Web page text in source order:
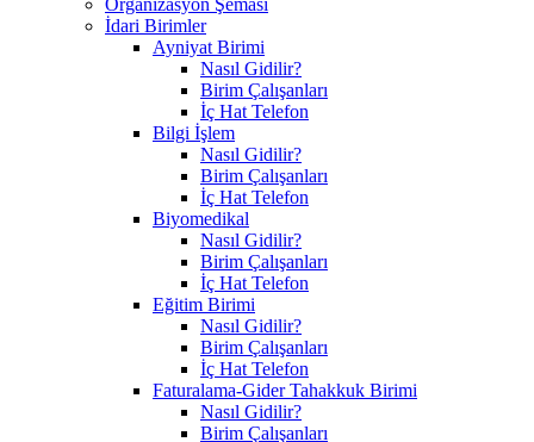
İdari Birimler
Ayniyat Birimi
Nasıl Gidilir?
Birim Çalışanları
İç Hat Telefon
Bilgi İşlem
Nasıl Gidilir?
Birim Çalışanları
İç Hat Telefon
Biyomedikal
Nasıl Gidilir?
Birim Çalışanları
İç Hat Telefon
Eğitim Birimi
Nasıl Gidilir?
Birim Çalışanları
İç Hat Telefon
Faturalama-Gider Tahakkuk Birimi
Nasıl Gidilir?
Birim Çalışanları